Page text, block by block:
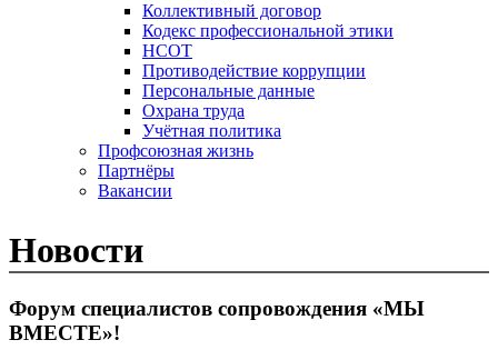
Коллективный договор
Кодекс профессиональной этики
НСОТ
Противодействие коррупции
Персональные данные
Охрана труда
Учётная политика
Профсоюзная жизнь
Партнёры
Вакансии
Новости
Форум специалистов сопровождения «МЫ
ВМЕСТЕ»!